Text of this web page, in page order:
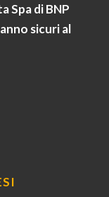
Spa di BNP
sicuri al